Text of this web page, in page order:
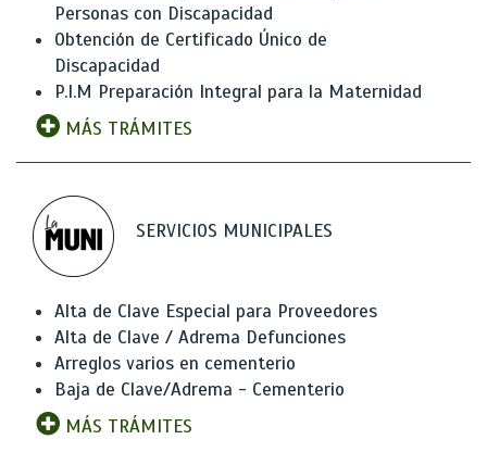
Personas con Discapacidad
Obtención de Certificado Único de
Discapacidad
P.I.M Preparación Integral para la Maternidad
MÁS TRÁMITES
SERVICIOS MUNICIPALES
Alta de Clave Especial para Proveedores
Alta de Clave / Adrema Defunciones
Arreglos varios en cementerio
Baja de Clave/Adrema - Cementerio
MÁS TRÁMITES